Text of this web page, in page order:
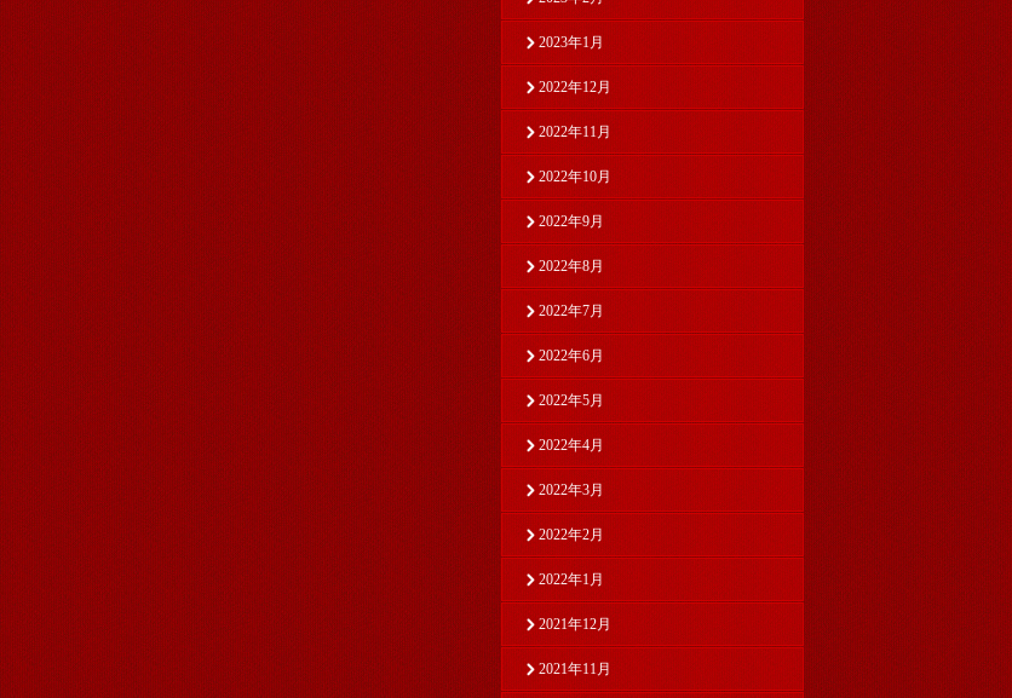
2023年1月
2022年12月
2022年11月
2022年10月
2022年9月
2022年8月
2022年7月
2022年6月
2022年5月
2022年4月
2022年3月
2022年2月
2022年1月
2021年12月
2021年11月